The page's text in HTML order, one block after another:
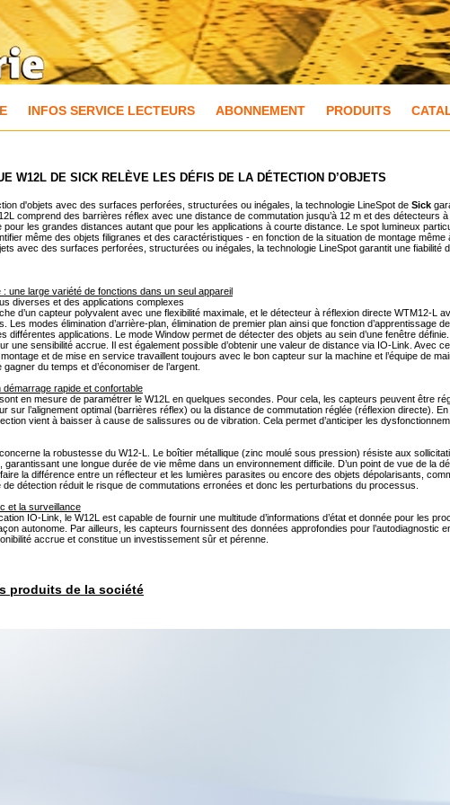
INFOS SERVICE LECTEURS ABONNEMENT PRODUITS
W12L DE SICK RELÈVE LES DÉFIS DE LA DÉTECTION D’OBJETS
d'objets avec des surfaces perforées, structurées ou inégales, la technologie LineSpot de Sick
comprend des barrières réflex avec une distance de commutation jusqu’à 12 m et des détecteurs
pour les grandes distances autant que pour les applications à courte distance. Le spot lumineux
même des objets filigranes et des caractéristiques - en fonction de la situation de montage
avec des surfaces perforées, structurées ou inégales, la technologie LineSpot garantit une fiabilité
une large variété de fonctions dans un seul appareil
diverses et des applications complexes
d’un capteur polyvalent avec une flexibilité maximale, et le détecteur à réflexion directe WTM12-L
Les modes élimination d’arrière-plan, élimination de premier plan ainsi que fonction d’apprentissage
différentes applications. Le mode Window permet de détecter des objets au sein d’une fenêtre
une sensibilité accrue. Il est également possible d’obtenir une valeur de distance via IO-Link. Avec
et de mise en service travaillent toujours avec le bon capteur sur la machine et l’équipe de
du temps et d’économiser de l’argent.
démarrage rapide et confortable
en mesure de paramétrer le W12L en quelques secondes. Pour cela, les capteurs peuvent être
sur l’alignement optimal (barrières réflex) ou la distance de commutation réglée (réflexion directe).
vient à baisser à cause de salissures ou de vibration. Cela permet d’anticiper les
la robustesse du W12-L. Le boîtier métallique (zinc moulé sous pression) résiste aux
une longue durée de vie même dans un environnement difficile. D’un point de vue de la
la différence entre un réflecteur et les lumières parasites ou encore des objets dépolarisants,
détection réduit le risque de commutations erronées et donc les perturbations du processus.
et la surveillance
IO-Link, le W12L est capable de fournir une multitude d’informations d’état et donnée pour les
autonome. Par ailleurs, les capteurs fournissent des données approfondies pour l’autodiagnostic
accrue et constitue un investissement sûr et pérenne.
produits de la société